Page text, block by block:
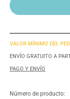
VALOR MÍNIMO DEL
ENVÍO GRATUITO A
PAGO Y ENVÍO
Número de producto: